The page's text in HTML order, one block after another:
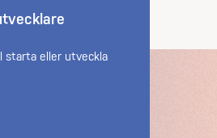
starta eller utveckla